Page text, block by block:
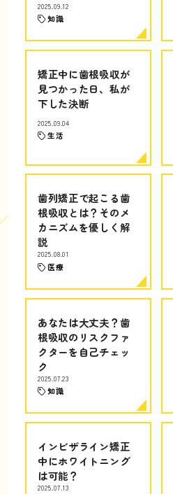
2025.09.12
知識
矯正中に歯根吸収が
見つかった日、私が
下した決断
2025.09.04
生活
歯列矯正で起こる歯
根吸収とは？そのメ
カニズムを優しく解
説
2025.08.01
医療
あなたは大丈夫？歯
根吸収のリスクファ
クターを自己チェッ
ク
2025.07.23
知識
インビザライン矯正
中にホワイトニング
は可能？
2025.07.13